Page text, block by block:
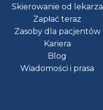
Skierowanie od lekarza
Zapłać teraz
Zasoby dla pacjentów
Kariera
Blog
Wiadomości i prasa